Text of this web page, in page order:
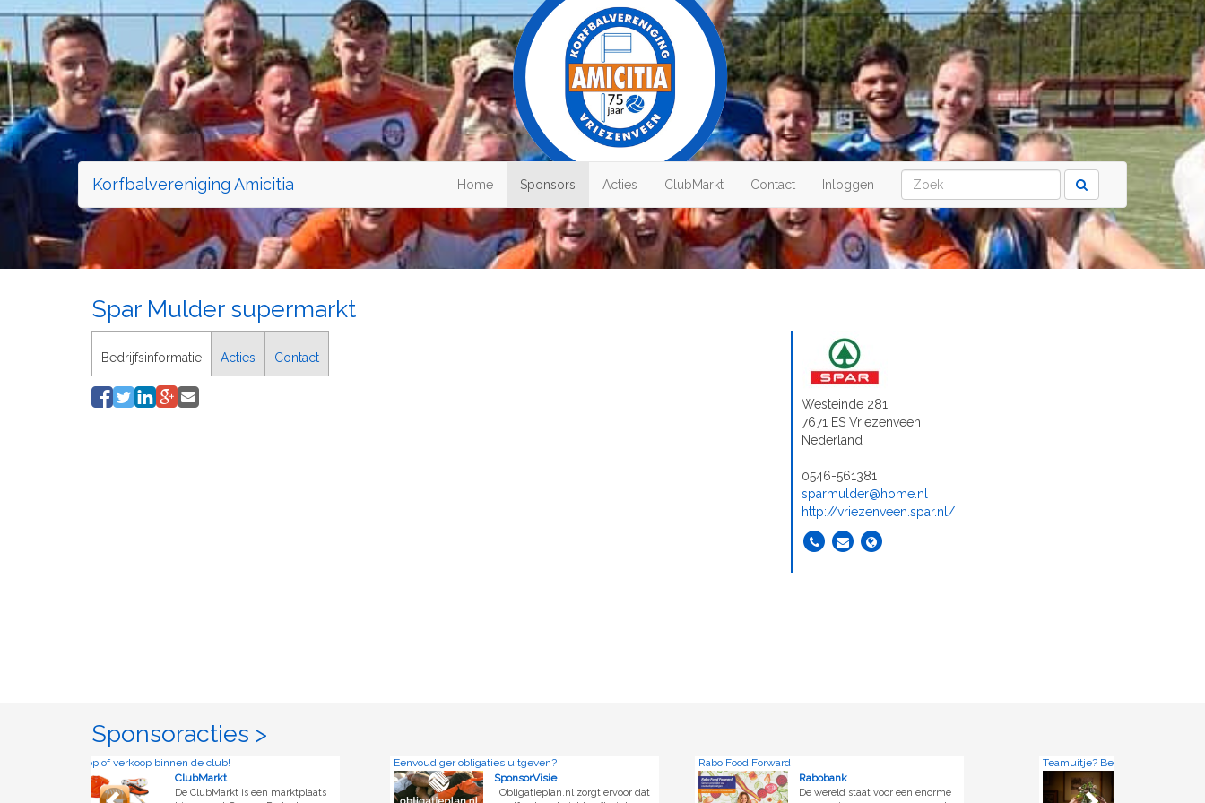
Korfbalvereniging Amicitia Home Sponsors Acties ClubMarkt Contact Inloggen
Spar Mulder supermarkt
Bedrijfsinformatie Acties Contact
Westeinde 281
7671 ES Vriezenveen
Nederland
0546-561381
sparmulder@home.nl
http://vriezenveen.spar.nl/
Sponsoracties >
verkoop binnen de club!
ClubMarkt
De ClubMarkt is een marktplaats
Eenvoudiger obligaties uitgeven?
SponsorVisie
Obligatieplan.nl zorgt ervoor dat
Rabobank
De wereld staat voor een enorme
Teamuitje? Bezoek onze brouwerij!
Grolsch
BROUWERIJ TOUR Een 2,5